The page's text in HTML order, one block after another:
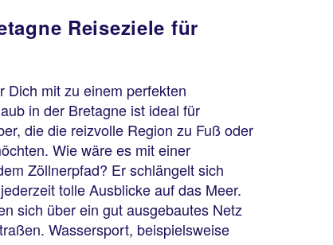
Reiseziele für
Dich mit zu einem perfekten
in der Bretagne ist ideal für
die die reizvolle Region zu Fuß oder
Wie wäre es mit einer
Zöllnerpfad? Er schlängelt sich
tolle Ausblicke auf das Meer.
sich über ein gut ausgebautes Netz
Wassersport, beispielsweise